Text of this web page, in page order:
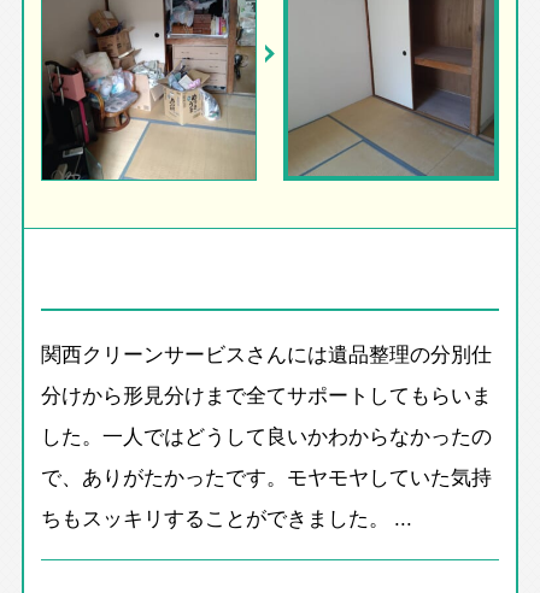
関西クリーンサービスさんには遺品整理の分別仕
分けから形見分けまで全てサポートしてもらいま
した。一人ではどうして良いかわからなかったの
で、ありがたかったです。モヤモヤしていた気持
ちもスッキリすることができました。 ...